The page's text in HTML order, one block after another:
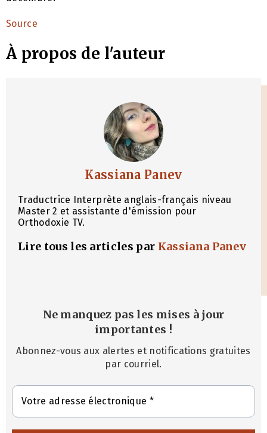
Source
À propos de l'auteur
Kassiana Panev
Traductrice Interprète anglais-français niveau
Master 2 et assistante d'émission pour
Orthodoxie TV.
Lire tous les articles par Kassiana Panev
Ne manquez pas les mises à jour
importantes !
Abonnez-vous aux alertes et notifications gratuites
par courriel.